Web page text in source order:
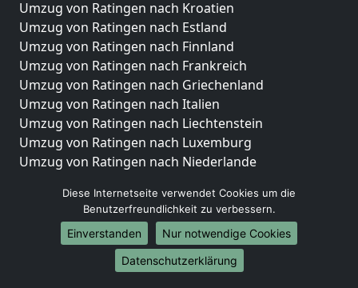
Umzug von Ratingen nach Kroatien
Umzug von Ratingen nach Estland
Umzug von Ratingen nach Finnland
Umzug von Ratingen nach Frankreich
Umzug von Ratingen nach Griechenland
Umzug von Ratingen nach Italien
Umzug von Ratingen nach Liechtenstein
Umzug von Ratingen nach Luxemburg
Umzug von Ratingen nach Niederlande
Umzüge-Deutschlandweit
Umzug von Ratingen nach Berlin
Umzug von Ratingen nach Hamburg
Umzug von Ratingen nach München
Diese Internetseite verwendet Cookies um die
Benutzerfreundlichkeit zu verbessern.
Einverstanden
Nur notwendige Cookies
Datenschutzerklärung